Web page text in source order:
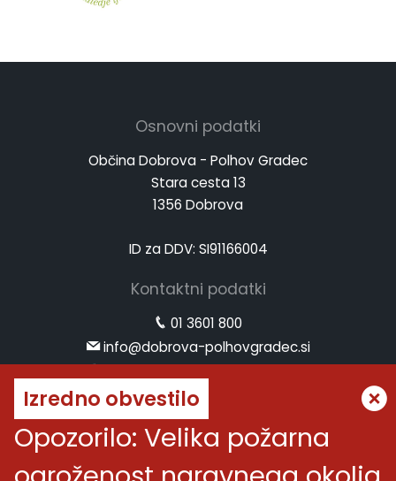
Izredno obvestilo
Opozorilo: Velika požarna
Osnovni podatki
Občina Dobrova - Polhov Gradec
Stara cesta 13
1356 Dobrova
ID za DDV: SI91166004
Kontaktni podatki
01 3601 800
info@dobrova-polhovgradec.si
Uradne ure
ponedeljek: od 8.00 do 12.00
sreda:od 8.00 do 12.00 in od 14.00 do 16.00